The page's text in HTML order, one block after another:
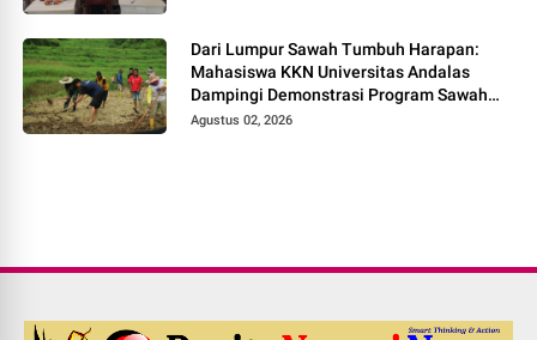
Dari Lumpur Sawah Tumbuh Harapan:
Mahasiswa KKN Universitas Andalas
Dampingi Demonstrasi Program Sawah
Pokok Murah di Jorong Bayua
Agustus 02, 2026